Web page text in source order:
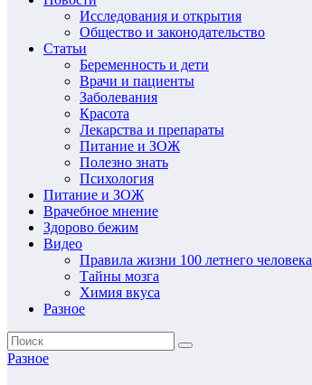
Исследования и открытия
Общество и законодательство
Статьи
Беременность и дети
Врачи и пациенты
Заболевания
Красота
Лекарства и препараты
Питание и ЗОЖ
Полезно знать
Психология
Питание и ЗОЖ
Врачебное мнение
Здорово бежим
Видео
Правила жизни 100 летнего человека
Тайны мозга
Химия вкуса
Разное
Разное